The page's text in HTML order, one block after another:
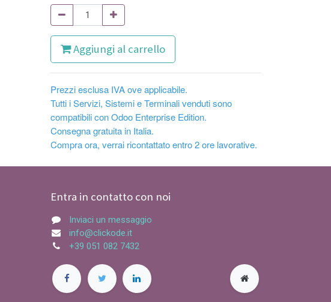
Aggiungi al carrello
Prezzi esclusa IVA ove applicabile.
Tutti i Servizi, Sistemi e Terminali venduti sono
compatibili con Odoo Enterprise Edition.
Consegna gratuita in Italia.
Compra ora, verrai ricontattato entro 2 ore lavorative.
Entra in contatto con noi
Inviaci un messaggio
info@clickode.it
+39 051 082 7432